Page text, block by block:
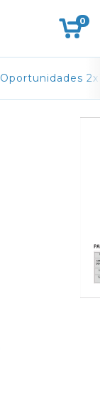
0
Oportunidades